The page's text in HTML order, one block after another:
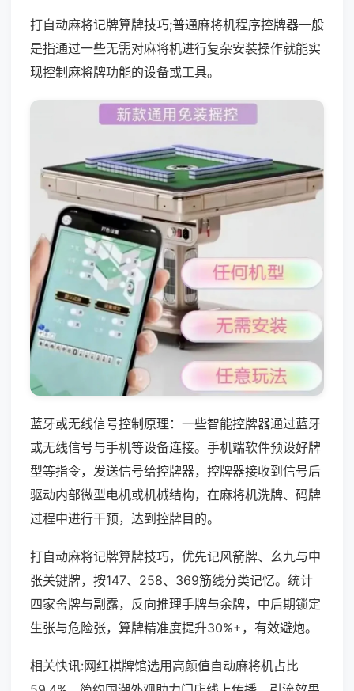
打自动麻将记牌算牌技巧;普通麻将机程序控牌器一般
是指通过一些无需对麻将机进行复杂安装操作就能实
现控制麻将牌功能的设备或工具。
蓝牙或无线信号控制原理：一些智能控牌器通过蓝牙
或无线信号与手机等设备连接。手机端软件预设好牌
型等指令，发送信号给控牌器，控牌器接收到信号后
驱动内部微型电机或机械结构，在麻将机洗牌、码牌
过程中进行干预，达到控牌目的。
打自动麻将记牌算牌技巧，优先记风箭牌、幺九与中
张关键牌，按147、258、369筋线分类记忆。统计
四家舍牌与副露，反向推理手牌与余牌，中后期锁定
生张与危险张，算牌精准度提升30%+，有效避炮。
相关快讯:网红棋牌馆选用高颜值自动麻将机占比